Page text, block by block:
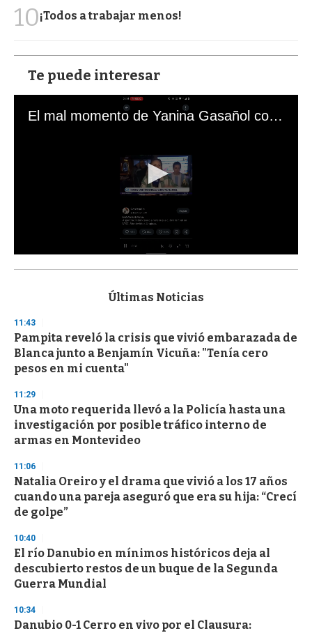
10¡Todos a trabajar menos!
Te puede interesar
El mal momento de Yanina Gasañol con un hincha argentino en "Subrayado"
s
d
s
o
f
3
s
e
c
o
n
Últimas Noticias
11:43
Pampita reveló la crisis que vivió embarazada de
Blanca junto a Benjamín Vicuña: "Tenía cero
pesos en mi cuenta"
11:29
Una moto requerida llevó a la Policía hasta una
investigación por posible tráfico interno de
armas en Montevideo
11:06
Natalia Oreiro y el drama que vivió a los 17 años
cuando una pareja aseguró que era su hija: “Crecí
de golpe”
10:40
El río Danubio en mínimos históricos deja al
descubierto restos de un buque de la Segunda
Guerra Mundial
10:34
Danubio 0-1 Cerro en vivo por el Clausura: